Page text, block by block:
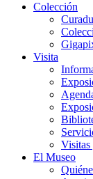
Colección
Visita
Visitas
El Museo